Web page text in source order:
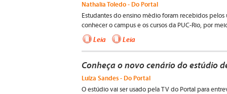
Nathalia Toledo - Do Portal
Estudantes do ensino médio foram recebidos
conhecer o campus e os cursos da PUC-Rio, por
Leia Leia
Conheça o novo cenário do estúdio
Luíza Sandes - Do Portal
O estúdio vai ser usado pela TV do Portal para